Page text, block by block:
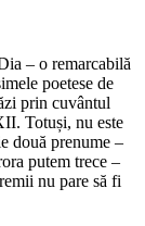
– o remarcabilă
poetese de
prin cuvântul
Totuși, nu este
două prenume –
putem trece –
nu pare să fi